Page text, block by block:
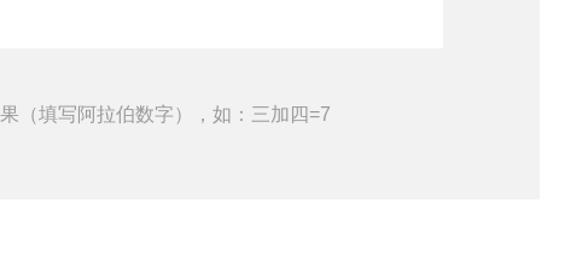
（填写阿拉伯数字），如：三加四=7